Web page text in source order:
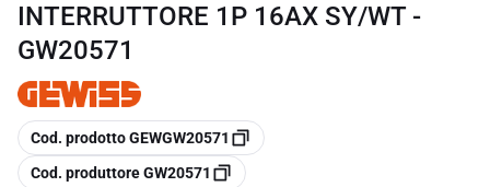
INTERRUTTORE 1P 16AX SY/WT -
GW20571
copia
Cod. prodotto GEWGW20571
copia
Cod. produttore GW20571